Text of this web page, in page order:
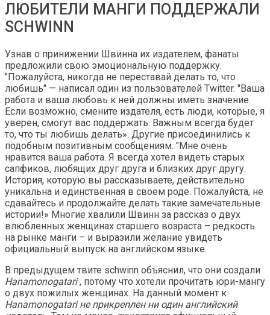
ЛЮБИТЕЛИ МАНГИ ПОДДЕРЖАЛИ
SCHWINN
Узнав о принижении Швинна их издателем, фанаты
предложили свою эмоциональную поддержку.
"Пожалуйста, никогда не переставай делать то, что
любишь" — написал один из пользователей Twitter. "Ваша
работа и ваша любовь к ней должны иметь значение.
Если возможно, смените издателя, есть люди, которые, я
уверен, смогут вас поддержать. Важным всегда будет
то, что ты любишь делать». Другие присоединились к
подобным позитивным сообщениям. "Мне очень
нравится ваша работа. Я всегда хотел видеть старых
сапфиков, любящих друг друга и близких друг другу.
История, которую вы рассказываете, действительно
уникальна и единственная в своем роде. Пожалуйста, не
сдавайтесь и продолжайте делать такие замечательные
истории!» Многие хвалили Швинн за рассказ о двух
влюбленных женщинах старшего возраста – редкость
на рынке манги – и выразили желание увидеть
официальный выпуск на английском языке.
В предыдущем твите schwinn объяснил, что они создали
Hanamonogatari, потому что хотели прочитать юри-мангу
о двух пожилых женщинах. На данный момент к
Hanamonogatari не прикреплен ни один английский